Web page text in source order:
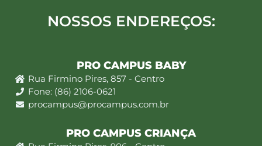
NOSSOS ENDEREÇOS:
PRO CAMPUS BABY
Rua Firmino Pires, 857 - Centro
Fone: (86) 2106-0621
procampus@procampus.com.br
PRO CAMPUS CRIANÇA